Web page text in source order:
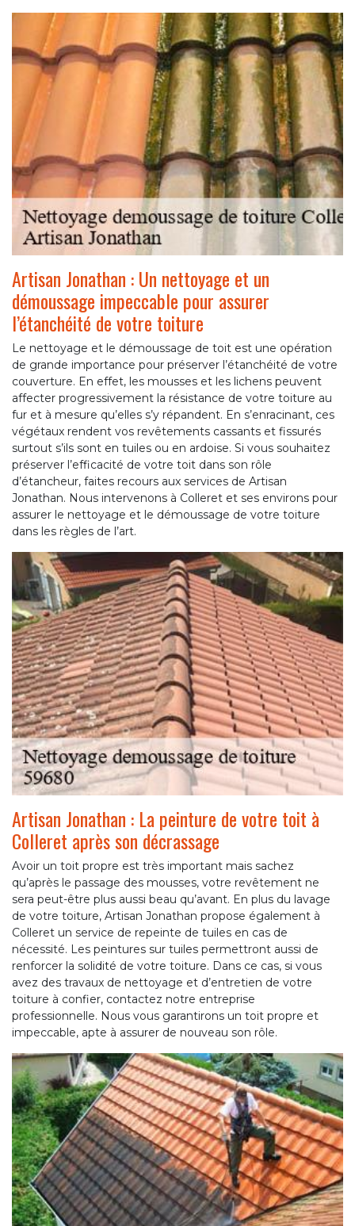
Artisan Jonathan : Un nettoyage et un
démoussage impeccable pour assurer
l’étanchéité de votre toiture
Le nettoyage et le démoussage de toit est une opération
de grande importance pour préserver l’étanchéité de votre
couverture. En effet, les mousses et les lichens peuvent
affecter progressivement la résistance de votre toiture au
fur et à mesure qu’elles s’y répandent. En s’enracinant, ces
végétaux rendent vos revêtements cassants et fissurés
surtout s’ils sont en tuiles ou en ardoise. Si vous souhaitez
préserver l’efficacité de votre toit dans son rôle
d’étancheur, faites recours aux services de Artisan
Jonathan. Nous intervenons à Colleret et ses environs pour
assurer le nettoyage et le démoussage de votre toiture
dans les règles de l’art.
Artisan Jonathan : La peinture de votre toit à
Colleret après son décrassage
Avoir un toit propre est très important mais sachez
qu’après le passage des mousses, votre revêtement ne
sera peut-être plus aussi beau qu’avant. En plus du lavage
de votre toiture, Artisan Jonathan propose également à
Colleret un service de repeinte de tuiles en cas de
nécessité. Les peintures sur tuiles permettront aussi de
renforcer la solidité de votre toiture. Dans ce cas, si vous
avez des travaux de nettoyage et d’entretien de votre
toiture à confier, contactez notre entreprise
professionnelle. Nous vous garantirons un toit propre et
impeccable, apte à assurer de nouveau son rôle.